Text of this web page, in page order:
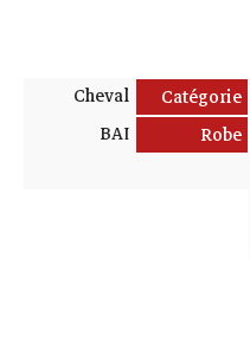
Catégorie
Cheval
Robe
BAI